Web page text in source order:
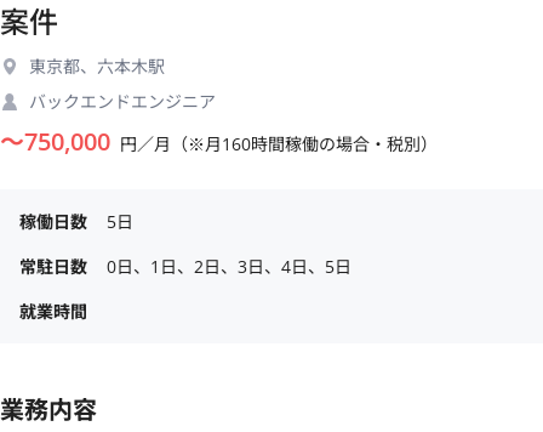
案件
東京都、六本木駅
バックエンドエンジニア
〜750,000 円／月（※月160時間稼働の場合・税別）
稼働日数
5日
常駐日数
0日、1日、2日、3日、4日、5日
就業時間
業務内容